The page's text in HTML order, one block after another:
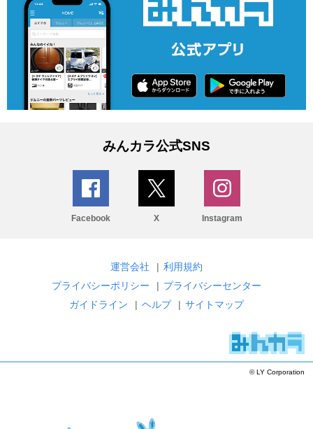
みんカラ公式SNS
Facebook X Instagram
運営会社 | 利用規約
プライバシーポリシー
| プライバシーセンター
ガイドライン
| ヘルプ | サイトマップ
© LY Corporation